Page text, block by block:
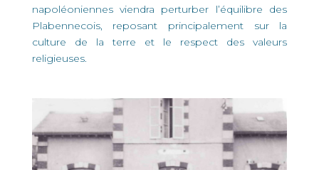
napoléoniennes viendra perturber l’équilibre des
Plabennecois, reposant principalement sur la
culture de la terre et le respect des valeurs
religieuses.